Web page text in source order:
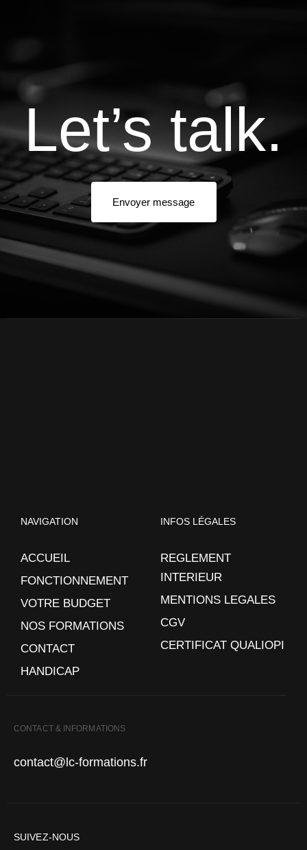
Let’s talk.
Envoyer message
NAVIGATION
ACCUEIL
FONCTIONNEMENT
VOTRE BUDGET
NOS FORMATIONS
CONTACT
HANDICAP
INFOS LÉGALES
REGLEMENT
INTERIEUR
MENTIONS LEGALES
CGV
CERTIFICAT QUALIOPI
CONTACT & INFORMATIONS
contact@lc-formations.fr
SUIVEZ-NOUS